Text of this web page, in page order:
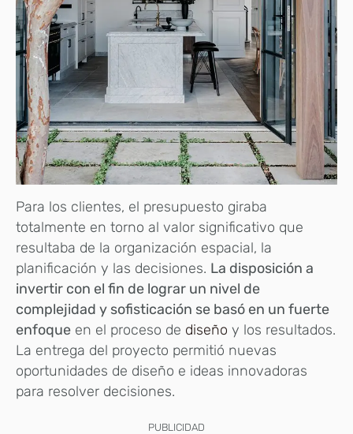
Para los clientes, el presupuesto giraba
totalmente en torno al valor significativo que
resultaba de la organización espacial, la
planificación y las decisiones. La disposición a
invertir con el fin de lograr un nivel de
complejidad y sofisticación se basó en un fuerte
enfoque en el proceso de diseño y los resultados.
La entrega del proyecto permitió nuevas
oportunidades de diseño e ideas innovadoras
para resolver decisiones.
PUBLICIDAD